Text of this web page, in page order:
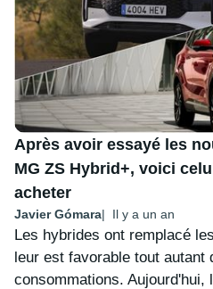
Après avoir essayé les
MG ZS Hybrid+, voici
acheter
Javier Gómara Il y a un an
Les hybrides ont remplacé
leur est favorable tout autant
consommations. Aujourd'hui,